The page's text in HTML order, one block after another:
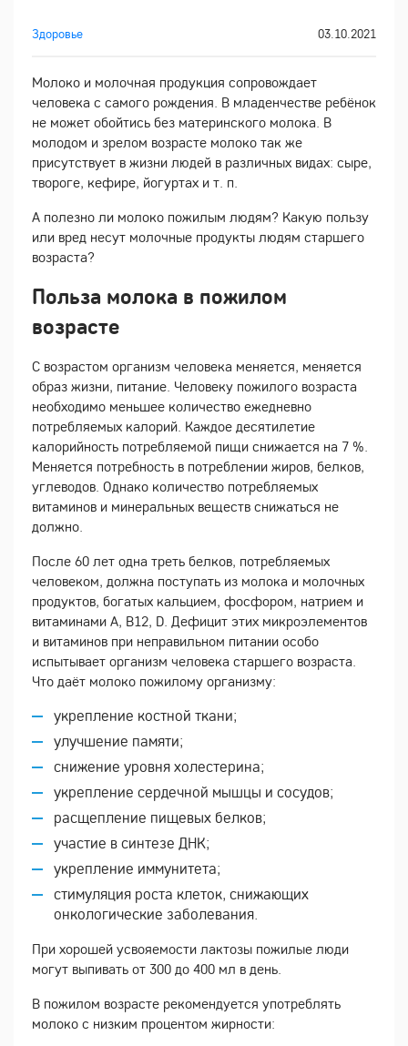
Здоровье 03.10.2021
Молоко и молочная продукция сопровождает
человека с самого рождения. В младенчестве ребёнок
не может обойтись без материнского молока. В
молодом и зрелом возрасте молоко так же
присутствует в жизни людей в различных видах: сыре,
твороге, кефире, йогуртах и т. п.
А полезно ли молоко пожилым людям? Какую пользу
или вред несут молочные продукты людям старшего
возраста?
Польза молока в пожилом
возрасте
С возрастом организм человека меняется, меняется
образ жизни, питание. Человеку пожилого возраста
необходимо меньшее количество ежедневно
потребляемых калорий. Каждое десятилетие
калорийность потребляемой пищи снижается на 7 %.
Меняется потребность в потреблении жиров, белков,
углеводов. Однако количество потребляемых
витаминов и минеральных веществ снижаться не
должно.
После 60 лет одна треть белков, потребляемых
человеком, должна поступать из молока и молочных
продуктов, богатых кальцием, фосфором, натрием и
витаминами A, B12, D. Дефицит этих микроэлементов
и витаминов при неправильном питании особо
испытывает организм человека старшего возраста.
Что даёт молоко пожилому организму:
укрепление костной ткани;
улучшение памяти;
снижение уровня холестерина;
укрепление сердечной мышцы и сосудов;
расщепление пищевых белков;
участие в синтезе ДНК;
укрепление иммунитета;
стимуляция роста клеток, снижающих
онкологические заболевания.
При хорошей усвояемости лактозы пожилые люди
могут выпивать от 300 до 400 мл в день.
В пожилом возрасте рекомендуется употреблять
молоко с низким процентом жирности: